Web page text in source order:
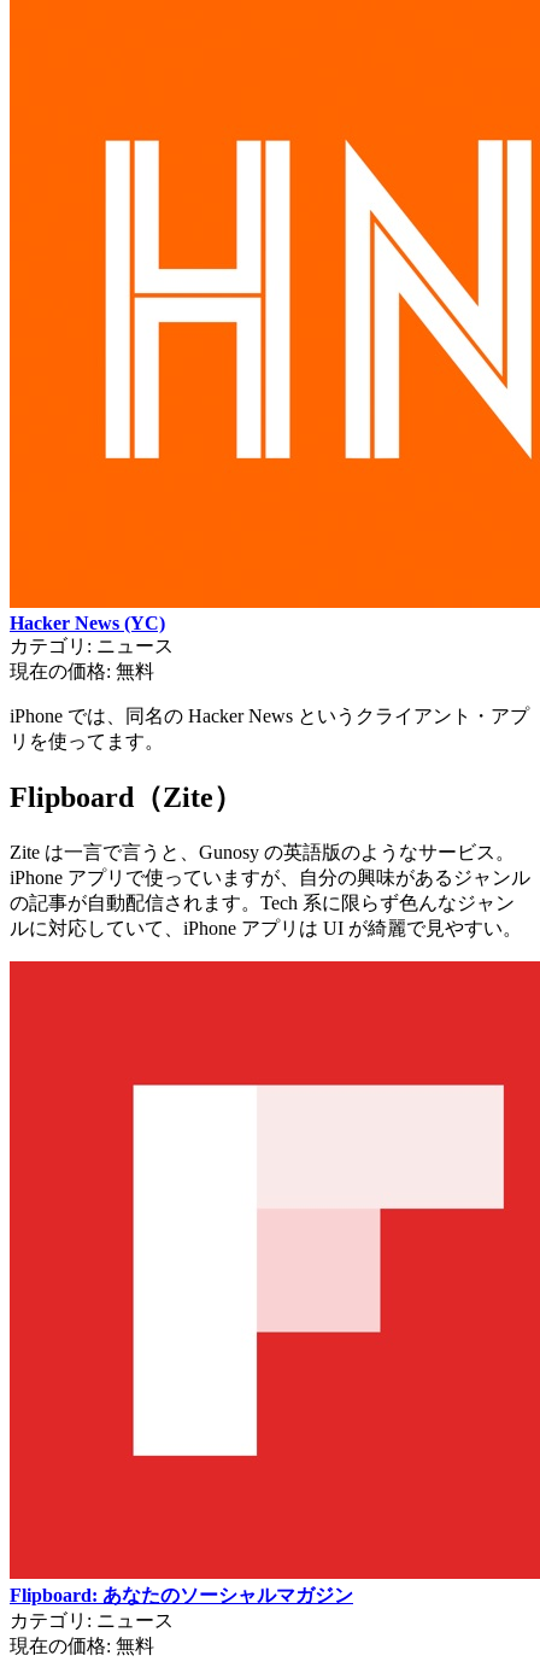
Hacker News (YC)
カテゴリ: ニュース
現在の価格: 無料
iPhone では、同名の Hacker News というクライアント・アプ
リを使ってます。
Flipboard（Zite）
Zite は一言で言うと、Gunosy の英語版のようなサービス。
iPhone アプリで使っていますが、自分の興味があるジャンル
の記事が自動配信されます。Tech 系に限らず色んなジャン
ルに対応していて、iPhone アプリは UI が綺麗で見やすい。
Flipboard: あなたのソーシャルマガジン
カテゴリ: ニュース
現在の価格: 無料